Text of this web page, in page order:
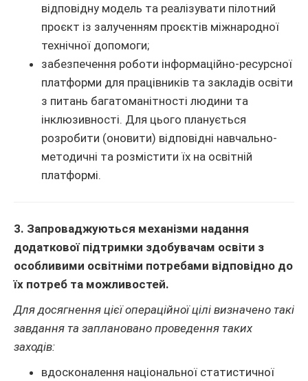
відповідну модель та реалізувати пілотний
проєкт із залученням проєктів міжнародної
технічної допомоги;
забезпечення роботи інформаційно-ресурсної
платформи для працівників та закладів освіти
з питань багатоманітності людини та
інклюзивності. Для цього планується
розробити (оновити) відповідні навчально-
методичні та розмістити їх на освітній
платформі.
3. Запроваджуються механізми надання
додаткової підтримки здобувачам освіти з
особливими освітніми потребами відповідно до
їх потреб та можливостей.
Для досягнення цієї операційної цілі визначено такі
завдання та заплановано проведення таких
заходів:
вдосконалення національної статистичної